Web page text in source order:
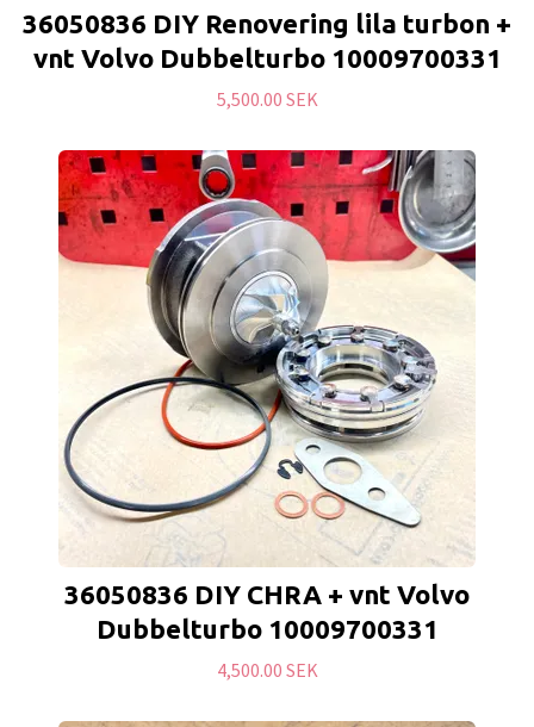
36050836 DIY Renovering lila turbon +
vnt Volvo Dubbelturbo 10009700331
5,500.00 SEK
36050836 DIY CHRA + vnt Volvo
Dubbelturbo 10009700331
4,500.00 SEK